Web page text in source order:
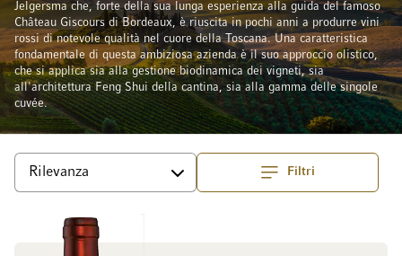
Jelgersma che, forte della sua lunga esperienza alla guida del famoso
Château Giscours di Bordeaux, è riuscita in pochi anni a produrre vini
rossi di notevole qualità nel cuore della Toscana. Una caratteristica
fondamentale di questa ambiziosa azienda è il suo approccio olistico,
che si applica sia alla gestione biodinamica dei vigneti, sia
all'architettura Feng Shui della cantina, sia alla gamma delle singole
cuvée.
Filtri
Ordina perSuperiore